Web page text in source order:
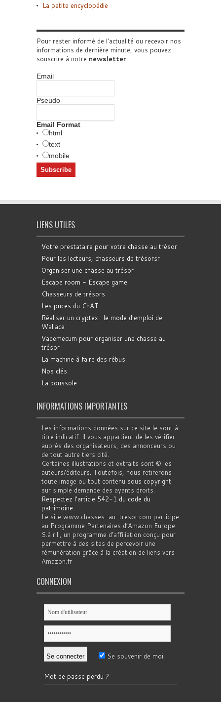
La petite encyclopédie
Pour rester informé de l'actualité ou recevoir nos
informations de dernière minute, vous pouvez
souscrire à notre newsletter.
Email
Pseudo
Email Format
html
text
mobile
LIENS UTILES
Votre prestataire pour votre chasse au trésor
Pour les lecteurs, chasseurs de trésorsr
Organiser une chasse au trésor
Escape room - Escape game
Chasseurs de trésors
Les puces du ChAT
Réaliser un cryptex : le mode d'emploi de
Wallace
Vademecum pour organiser une chasse au
trésor
La machine à faire des rébus
Nos clés
La boussole
INFORMATIONS IMPORTANTES
Les informations données sur ce site le sont à
titre indicatif. Il vous appartient de les vérifier
auprès des organisateurs, des annonceurs ou
de tout autre tiers cité.
Certaines illustrations et extraits sont © les
auteurs/éditeurs. Toutefois, nous retirerons
toute image ou tout contenu sous copyright
sur simple demande des ayants droits.
Respectez l'article 542-1 du code du
patrimoine.
Le site www.chasses-au-tresor.com participe
au Programme Partenaires d’Amazon Europe
S.à r.l., un programme d’affiliation conçu pour
permettre à des sites de percevoir une
rémunération grâce à la création de liens vers
Amazon.fr
CONNEXION
Se souvenir de moi
Mot de passe perdu ?